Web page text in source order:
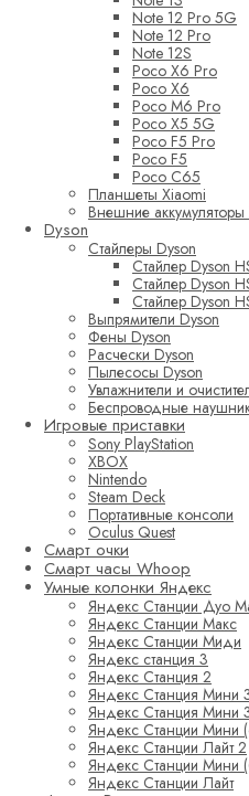
Note 12 Pro 5G
Note 12 Pro
Note 12S
Poco X6 Pro
Poco X6
Poco M6 Pro
Poco X5 5G
Poco F5 Pro
Poco F5
Poco C65
Планшеты Xiaomi
Внешние аккумуляторы
Dyson
Стайлеры Dyson
Стайлер Dyson
Стайлер Dyson
Стайлер Dyson
Выпрямители Dyson
Фены Dyson
Расчески Dyson
Пылесосы Dyson
Увлажнители и
Беспроводные
Игровые приставки
Sony PlayStation
XBOX
Nintendo
Steam Deck
Портативные консоли
Oculus Quest
Смарт очки
Смарт часы Whoop
Умные колонки Яндекс
Яндекс Станции Дуо
Яндекс Станции Макс
Яндекс Станции Миди
Яндекс станция 3
Яндекс Станция 2
Яндекс Станция Мини
Яндекс Станция Мини
Яндекс Станции Мини
Яндекс Станции Лайт 2
Яндекс Станции Мини
Яндекс Станции Лайт